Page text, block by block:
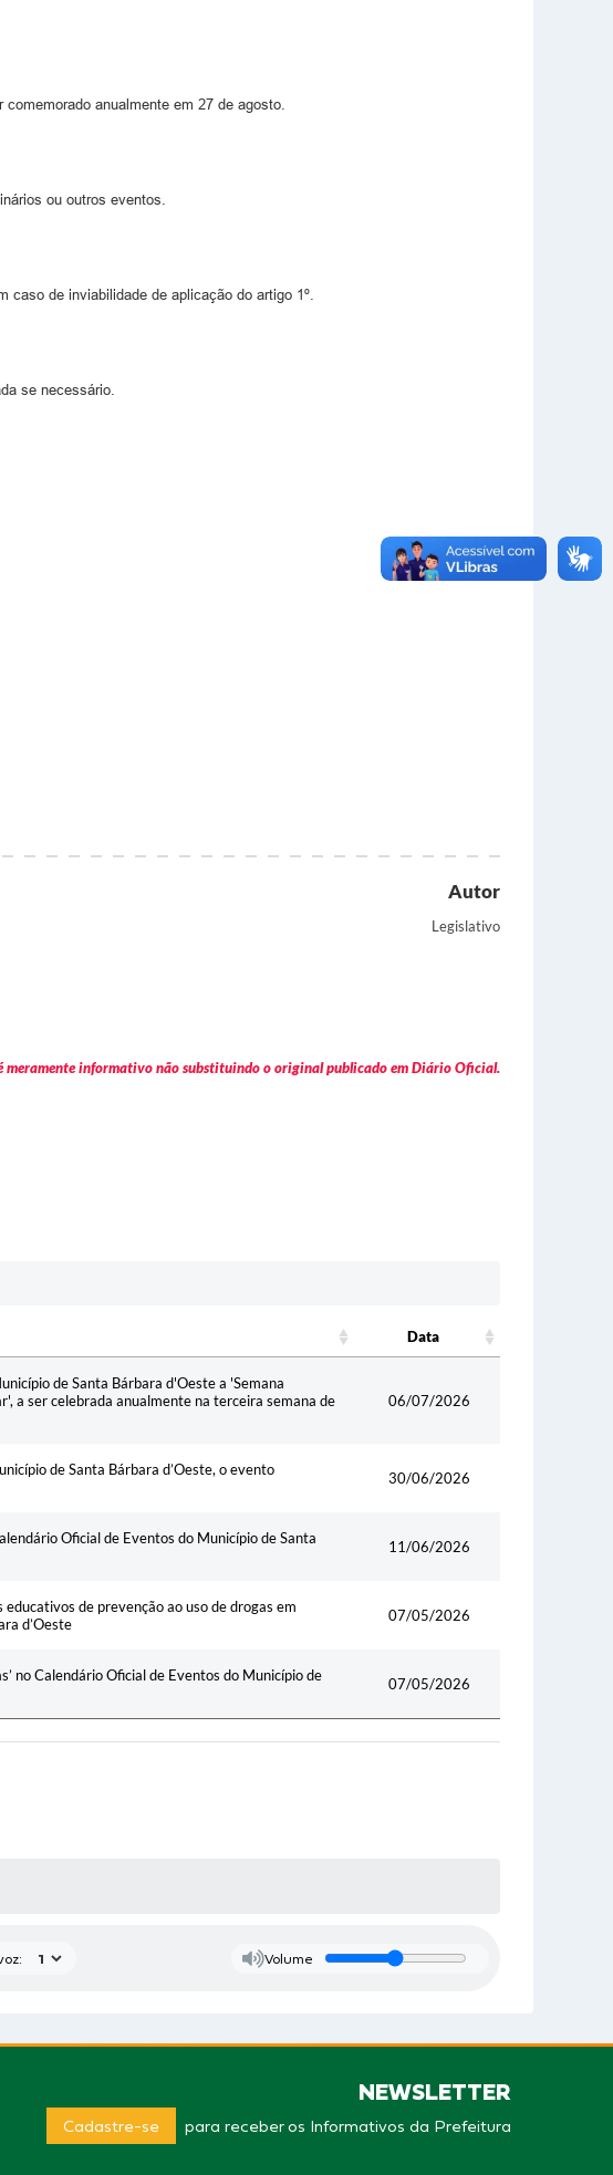
anualmente em 27 de agosto.
ou outros eventos.
de inviabilidade de aplicação do artigo 1º.
se necessário.
Autor
Legislativo
meramente informativo não substituindo o original publicado em Diário Oficial.
Data
de Santa Bárbara d'Oeste a 'Semana
a ser celebrada anualmente na terceira semana de
06/07/2026
de Santa Bárbara d’Oeste, o evento
30/06/2026
Oficial de Eventos do Município de Santa
11/06/2026
de prevenção ao uso de drogas em
d’Oeste
07/05/2026
no Calendário Oficial de Eventos do Município de
07/05/2026
Volume
NEWSLETTER
Cadastre-se para receber os Informativos da Prefeitura